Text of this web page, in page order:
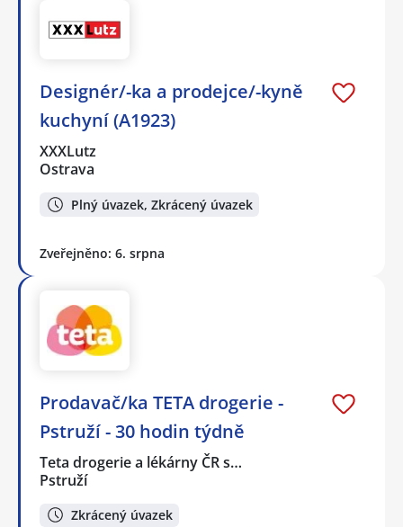
Designér/-ka a prodejce/-kyně
kuchyní (A1923)
XXXLutz
Ostrava
Plný úvazek, Zkrácený úvazek
Zveřejněno: 6. srpna
Prodavač/ka TETA drogerie -
Pstruží - 30 hodin týdně
Teta drogerie a lékárny ČR s…
Pstruží
Zkrácený úvazek